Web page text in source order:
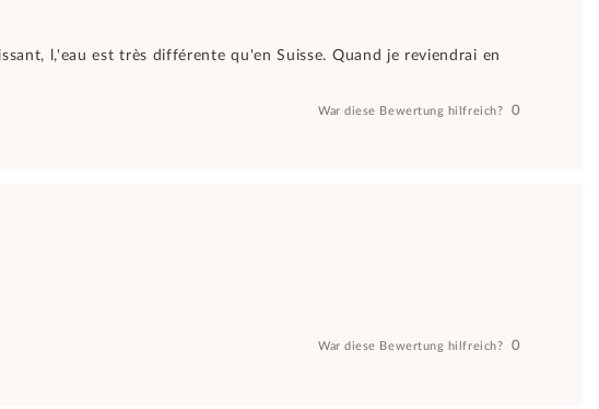
l,'eau est très différente qu'en Suisse. Quand je reviendrai en
War diese Bewertung hilfreich? 0
War diese Bewertung hilfreich? 0